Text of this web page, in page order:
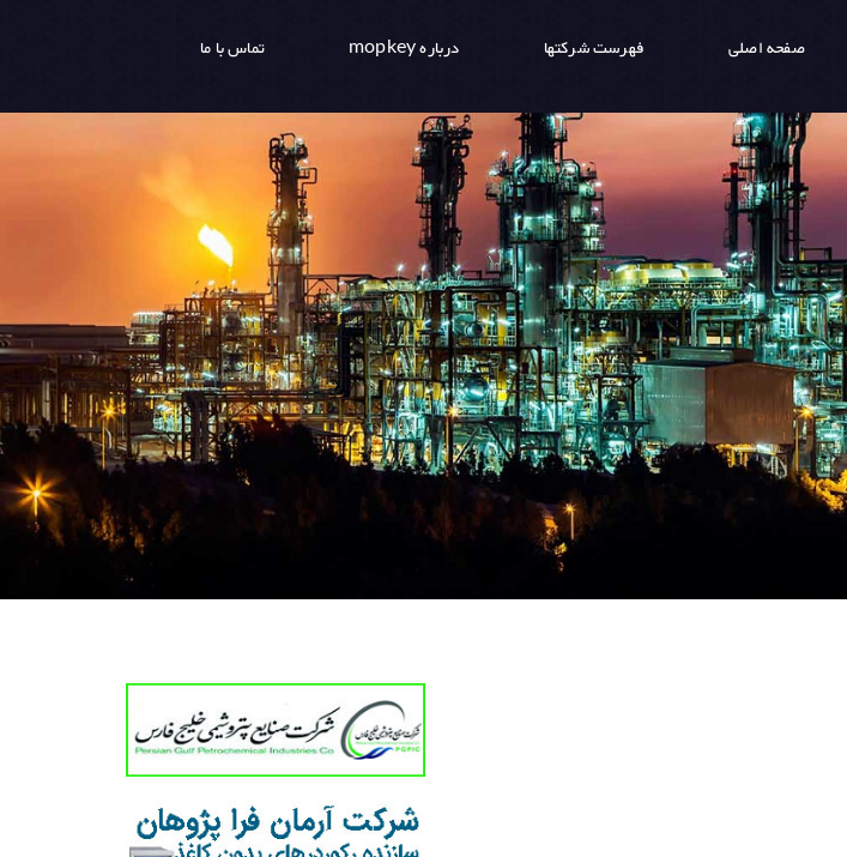
صفحه اصلی فهرست شرکتها درباره mopkey تماس با ما